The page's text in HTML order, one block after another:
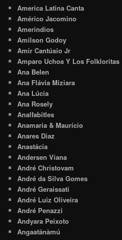
America Latina Canta
Américo Jacomino
Amerindios
Amilson Godoy
Amir Cantúsio Jr
Amparo Uchoa Y Los Folkloritas
Ana Belen
Ana Flávia Miziara
Ana Lúcia
Ana Rosely
Analfabitles
Anamaria & Maurício
Anares Diaz
Anastácia
Andersen Viana
André Christovam
André da Silva Gomes
André Geraissati
André Luiz Oliveira
André Penazzi
Andyara Peixoto
Angaatãnàmú